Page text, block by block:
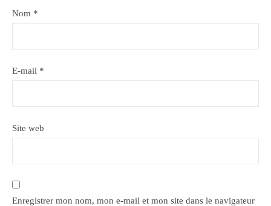
Nom *
E-mail *
Site web
Enregistrer mon nom, mon e-mail et mon site dans le navigateur